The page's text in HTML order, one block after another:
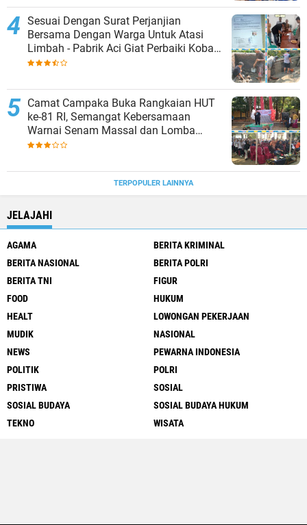
Sesuai Dengan Surat Perjanjian
Bersama Dengan Warga Untuk Atasi
Limbah - Pabrik Aci Giat Perbaiki Kobak
Penampungan Air
Camat Campaka Buka Rangkaian HUT
ke-81 RI, Semangat Kebersamaan
Warnai Senam Massal dan Lomba
Karaoke Perangkat Desa
TERPOPULER LAINNYA
JELAJAHI
AGAMA
BERITA KRIMINAL
BERITA NASIONAL
BERITA POLRI
BERITA TNI
FIGUR
FOOD
HUKUM
HEALT
LOWONGAN PEKERJAAN
MUDIK
NASIONAL
NEWS
PEWARNA INDONESIA
POLITIK
POLRI
PRISTIWA
SOSIAL
SOSIAL BUDAYA
SOSIAL BUDAYA HUKUM
TEKNO
WISATA